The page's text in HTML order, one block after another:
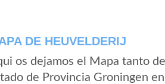
DE HEUVELDERIJ
os dejamos el Mapa tanto
de Provincia Groningen